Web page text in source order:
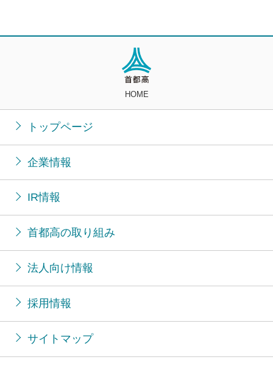
HOME
トップページ
企業情報
IR情報
首都高の取り組み
法人向け情報
採用情報
サイトマップ